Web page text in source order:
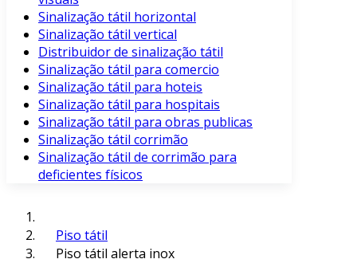
Sinalização tátil horizontal
Sinalização tátil vertical
Distribuidor de sinalização tátil
Sinalização tátil para comercio
Sinalização tátil para hoteis
Sinalização tátil para hospitais
Sinalização tátil para obras publicas
Sinalização tátil corrimão
Sinalização tátil de corrimão para
deficientes físicos
Piso tátil
Piso tátil alerta inox